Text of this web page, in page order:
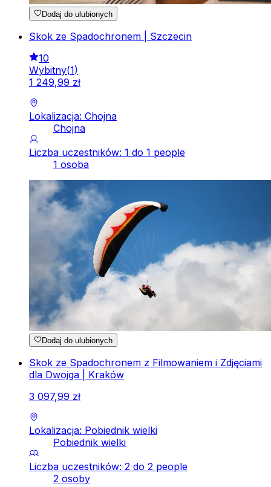
Dodaj do ulubionych
Skok ze Spadochronem | Szczecin
10
Wybitny(1)
1 249,99 zł
Lokalizacja: Chojna
Chojna
Liczba uczestników: 1 do 1 people
1 osoba
Dodaj do ulubionych
Skok ze Spadochronem z Filmowaniem i Zdjęciami
dla Dwojga | Kraków
3 097,99 zł
Lokalizacja: Pobiednik wielki
Pobiednik wielki
Liczba uczestników: 2 do 2 people
2 osoby